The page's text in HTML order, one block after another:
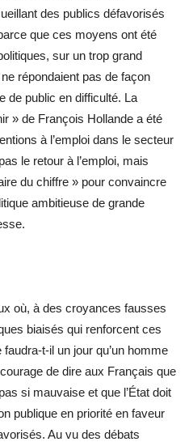
des publics défavorisés
que ces moyens ont été
sur un trop grand
répondaient pas de façon
de public en difficulté. La
» de François Hollande a été
à l’emploi dans le secteur
le retour à l’emploi, mais
du chiffre » pour convaincre
ambitieuse de grande
où, à des croyances fausses
biaisés qui renforcent ces
t-il un jour qu’un homme
de dire aux Français que
si mauvaise et que l’État doit
publique en priorité en faveur
Au vu des débats